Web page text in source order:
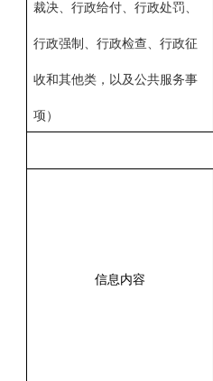
裁决、行政给付、行政处罚、
行政强制、行政检查、行政征
收和其他类，以及公共服务事
项 ）
信息内容